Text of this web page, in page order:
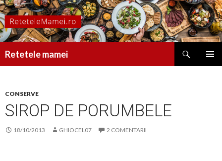
Retetele mamei
CONSERVE
SIROP DE PORUMBELE
18/10/2013 GHIOCEL07 2 COMENTARII